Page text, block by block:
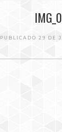
PUBLICADO 29 DE